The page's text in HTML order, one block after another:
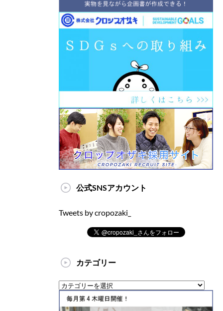
公式SNSアカウント
Tweets by cropozaki_
カテゴリー